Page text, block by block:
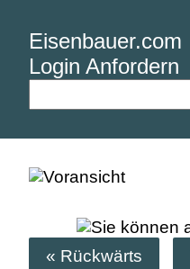
Eisenbauer.com
Login Anfordern
« Rückwärts